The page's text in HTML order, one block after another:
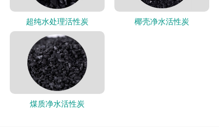
超纯水处理活性炭 椰壳净水活性炭
煤质净水活性炭